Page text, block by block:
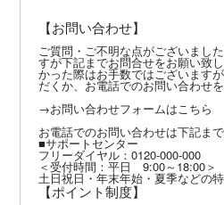
【お問い合わせ】
ご質問・ご不明な点がございまし
すが下記までお問合せをお願い致
かった際はお手数ではございます
だくか、お電話でのお問い合わせ
→お問い合わせフォームはこちら
お電話でのお問い合わせは下記まで
■サポートセンター
フリーダイヤル：0120-000-000
＜受付時間：平日 9:00～18:00＞
土日祝日・年末年始・夏季などの
【ポイント制度】